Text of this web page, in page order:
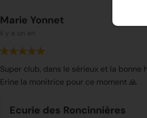
Marie Yonnet
il y a un an
Super club, dans le sérieux et la
Erine la monitrice pour ce moment 🙏
Ecurie des Roncinnières